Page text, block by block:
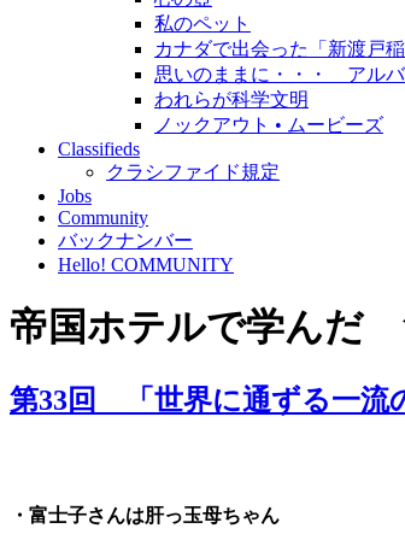
私のペット
カナダで出会った「新渡戸稲
思いのままに・・・ アルバ
われらが科学文明
ノックアウト • ムービーズ
Classifieds
クラシファイド規定
Jobs
Community
バックナンバー
Hello! COMMUNITY
帝国ホテルで学んだ
第33回 「世界に通ずる一流
・富士子さんは肝っ玉母ちゃん